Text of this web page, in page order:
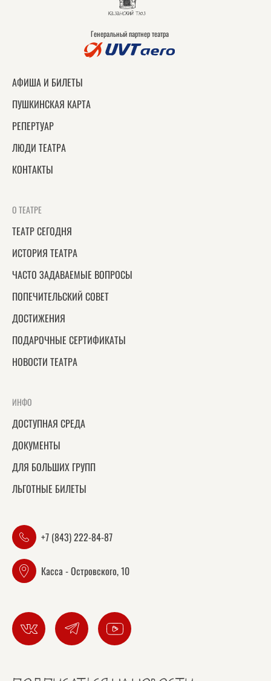
Генеральный партнер театра
АФИША И БИЛЕТЫ
ПУШКИНСКАЯ КАРТА
РЕПЕРТУАР
ЛЮДИ ТЕАТРА
КОНТАКТЫ
О ТЕАТРЕ
ТЕАТР СЕГОДНЯ
ИСТОРИЯ ТЕАТРА
ЧАСТО ЗАДАВАЕМЫЕ ВОПРОСЫ
ПОПЕЧИТЕЛЬСКИЙ СОВЕТ
ДОСТИЖЕНИЯ
ПОДАРОЧНЫЕ СЕРТИФИКАТЫ
НОВОСТИ ТЕАТРА
ИНФО
ДОСТУПНАЯ СРЕДА
ДОКУМЕНТЫ
ДЛЯ БОЛЬШИХ ГРУПП
ЛЬГОТНЫЕ БИЛЕТЫ
+7 (843) 222-84-87
Касса - Островского, 10